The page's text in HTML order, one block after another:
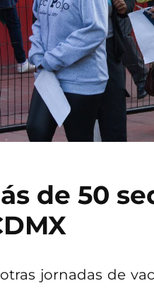
de 50
jornadas de